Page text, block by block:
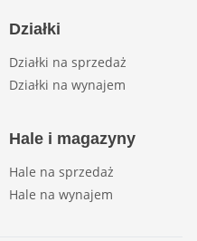
Działki
Działki na sprzedaż
Działki na wynajem
Hale i magazyny
Hale na sprzedaż
Hale na wynajem